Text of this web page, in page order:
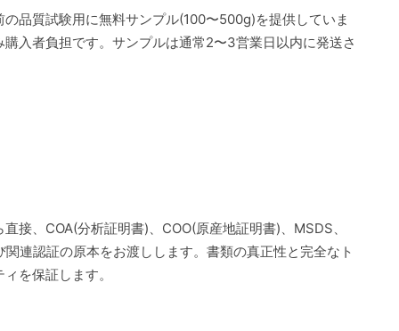
の品質試験用に無料サンプル(100〜500g)を提供していま
購入者負担です。サンプルは通常2〜3営業日以内に発送さ
接、COA(分析証明書)、COO(原産地証明書)、MSDS、
関連認証の原本をお渡しします。書類の真正性と完全なト
を保証します。